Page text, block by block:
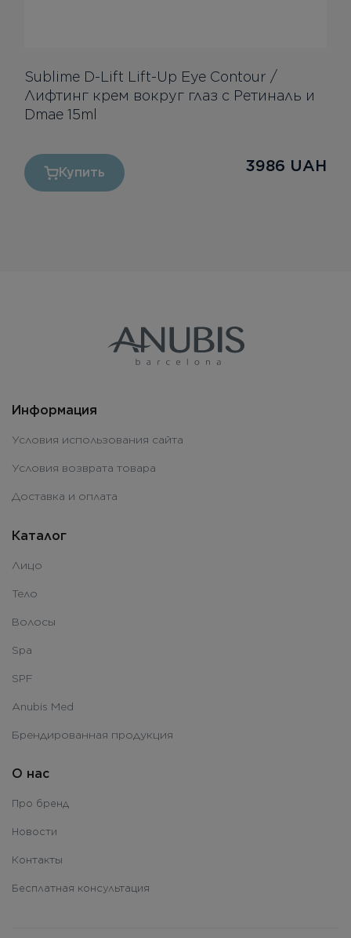
Sublime D-Lift Lift-Up Eye Contour /
Лифтинг крем вокруг глаз с Ретиналь и
Dmae 15ml
3986 UAH
Купить
Информация
Условия использования сайта
Условия возврата товара
Доставка и оплата
Каталог
Лицо
Тело
Волосы
Spa
SPF
Anubis Med
Брендированная продукция
О нас
Про бренд
Новости
Контакты
Бесплатная консультация